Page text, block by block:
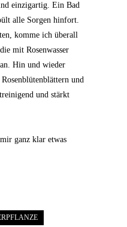
einzigartig. Ein Bad
alle Sorgen hinfort.
komme ich überall
mit Rosenwasser
Hin und wieder
und
und stärkt
ganz klar etwas